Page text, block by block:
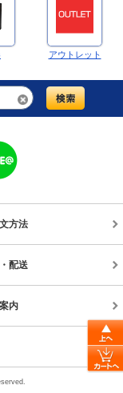
アウトレット
方法
配送
内